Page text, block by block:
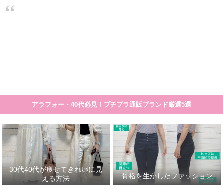
アラフォー・40代必見！プチプラ通販ブランド厳選5選
30代40代が痩せてきれいに見
える方法
骨格を生かしたファッション